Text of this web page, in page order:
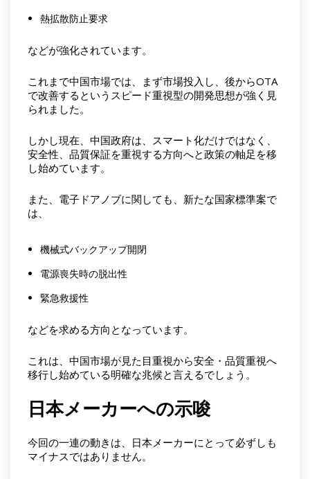
熱拡散防止要求
などが強化されています。
これまで中国市場では、まず市場投入し、後からOTA
で改善するというスピード重視型の開発思想が強く見
られました。
しかし現在、中国政府は、スマート化だけではなく、
安全性、品質保証を重視する方向へと政策の軸足を移
し始めています。
また、電子ドアノブに関しても、新たな国家標準案で
は、
機械式バックアップ開閉
電源喪失時の脱出性
緊急救援性
などを求める方向となっています。
これは、中国市場が見た目重視から安全・品質重視へ
移行し始めている明確な兆候と言えるでしょう。
日本メーカーへの示唆
今回の一連の動きは、日本メーカーにとって必ずしも
マイナスではありません。